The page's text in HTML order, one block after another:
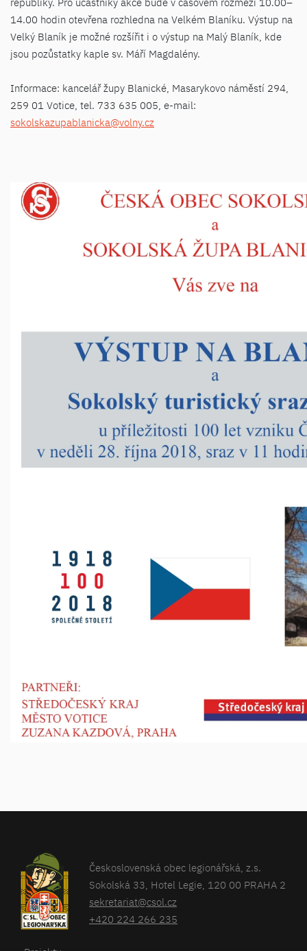
14.00 hodin otevřena rozhledna na Velkém Blaníku. Výstup na
Velký Blaník je možné rozšířit i o výstup na Malý Blaník, kde
jsou pozůstatky kaple sv. Máří Magdalény.
Informace: kancelář župy Blanické, Masarykovo náměstí 294,
259 01 Votice, tel. 733 635 005, e-mail:
sokolskazupablanicka@volny.cz
Československá obec legionářská, z.s.
Sokolská 33, Hotel Legie, 120 00 PRAHA 2
sekretariat@csol.cz
+420 224 266 235